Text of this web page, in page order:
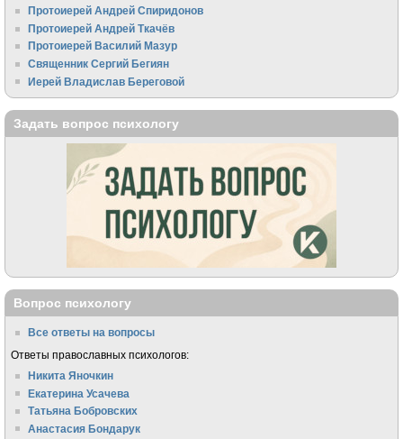
Протоиерей Андрей Спиридонов
Протоиерей Андрей Ткачёв
Протоиерей Василий Мазур
Священник Сергий Бегиян
Иерей Владислав Береговой
Задать вопрос психологу
Вопрос психологу
Все ответы на вопросы
Ответы православных психологов:
Никита Яночкин
Екатерина Усачева
Татьяна Бобровских
Анастасия Бондарук